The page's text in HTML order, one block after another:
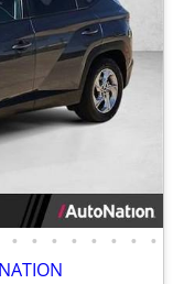
• • • • • • • •